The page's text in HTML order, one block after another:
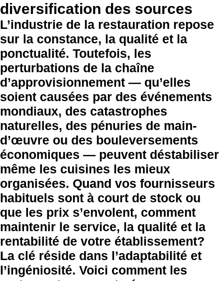
diversification des sources
L’industrie de la restauration repose
sur la constance, la qualité et la
ponctualité. Toutefois, les
perturbations de la chaîne
d’approvisionnement — qu’elles
soient causées par des événements
mondiaux, des catastrophes
naturelles, des pénuries de main-
d’œuvre ou des bouleversements
économiques — peuvent déstabiliser
même les cuisines les mieux
organisées. Quand vos fournisseurs
habituels sont à court de stock ou
que les prix s’envolent, comment
maintenir le service, la qualité et la
rentabilité de votre établissement?
La clé réside dans l’adaptabilité et
l’ingéniosité. Voici comment les